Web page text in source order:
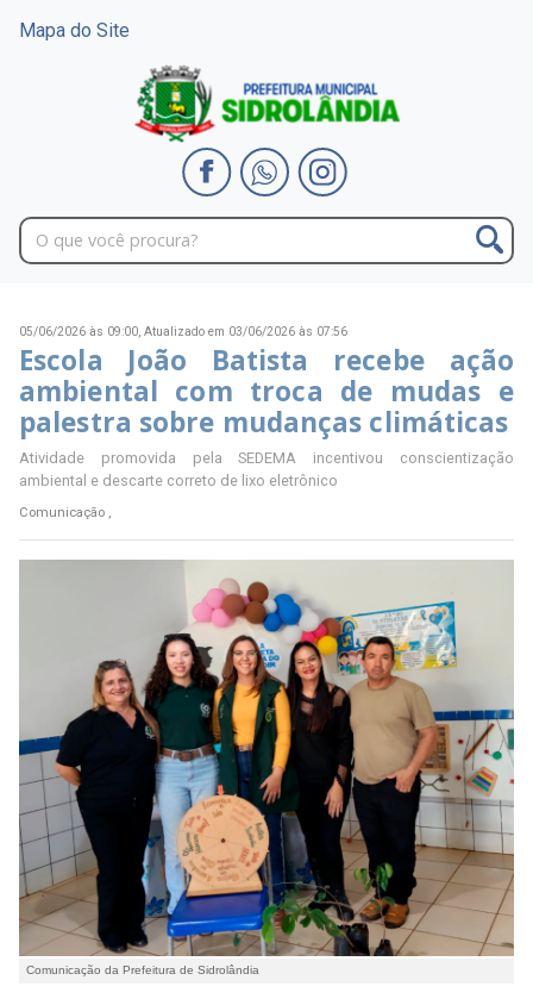
Mapa do Site
05/06/2026 às 09:00, Atualizado em 03/06/2026 às 07:56
Escola João Batista recebe ação
ambiental com troca de mudas e
palestra sobre mudanças climáticas
Atividade promovida pela SEDEMA incentivou conscientização
ambiental e descarte correto de lixo eletrônico
Comunicação ,
Comunicação da Prefeitura de Sidrolândia